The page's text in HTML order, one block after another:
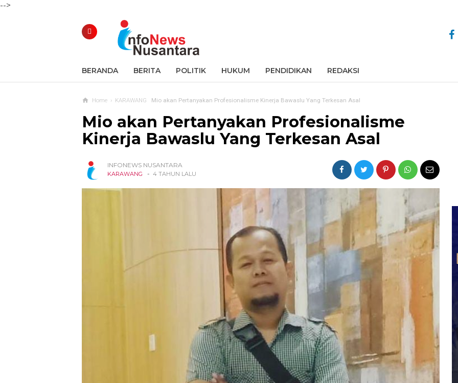
-->
BERANDA BERITA POLITIK HUKUM PENDIDIKAN REDAKSI
Home › KARAWANG Mio akan Pertanyakan Profesionalisme Kinerja Bawaslu Yang Terkesan Asal
Mio akan Pertanyakan Profesionalisme
Kinerja Bawaslu Yang Terkesan Asal
INFONEWS NUSANTARA
KARAWANG - 4 TAHUN LALU